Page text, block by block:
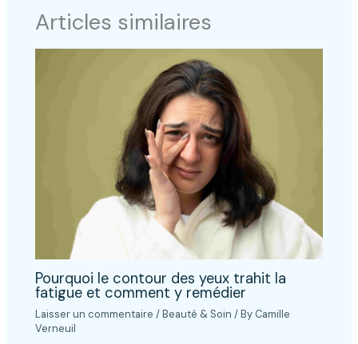
Articles similaires
Pourquoi le contour des yeux trahit la
fatigue et comment y remédier
Laisser un commentaire /Beauté & Soin / By Camille
Verneuil